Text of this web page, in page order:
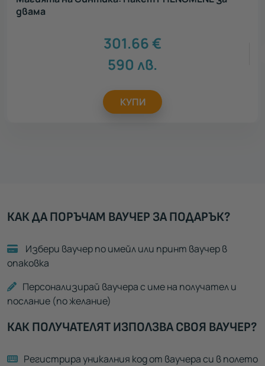
двама
301.66€
590 лв.
КУПИ
КАК ДА ПОРЪЧАМ ВАУЧЕР ЗА ПОДАРЪК?
Избери ваучер по имейл или принт ваучер в
опаковка
Персонализирай ваучера с име на получател и
послание (по желание)
КАК ПОЛУЧАТЕЛЯТ ИЗПОЛЗВА СВОЯ ВАУЧЕР?
Регистрира уникалния код от ваучера си в полето